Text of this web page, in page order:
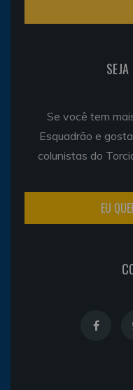
Se você tem
Esquadrão e
colunistas do
EU